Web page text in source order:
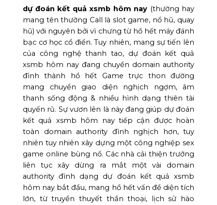
dự đoán kết quả xsmb hôm nay (thường hay
mang tên thường Call là slot game, nổ hũ, quay
hũ) với nguyên bởi vì chưng từ hồ hết máy đánh
bạc cơ học cổ điển. Tuy nhiên, mang sự tiến lên
của công nghệ thanh tao, dự đoán kết quả
xsmb hôm nay đang chuyển domain authority
đình thành hồ hết Game trực thon đường
mang chuyển giao diện nghịch ngợm, âm
thanh sống động & nhiều hình dạng thiên tài
quyến rũ. Sự vươn lên là này đang giúp dự đoán
kết quả xsmb hôm nay tiếp cận được hoàn
toàn domain authority đình nghịch hơn, tuy
nhiên tuy nhiên xây dựng một công nghiệp sex
game online bùng nổ. Các nhà cải thiện trưởng
liên tục xây dừng ra mắt một vài domain
authority đình dạng dự đoán kết quả xsmb
hôm nay bắt đầu, mang hồ hết vấn đề diện tích
lớn, từ truyền thuyết thần thoại, lịch sử hào